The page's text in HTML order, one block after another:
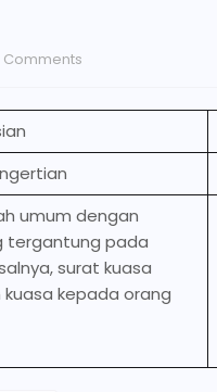
Comments
umum dengan
tergantung pada
surat kuasa
kepada orang